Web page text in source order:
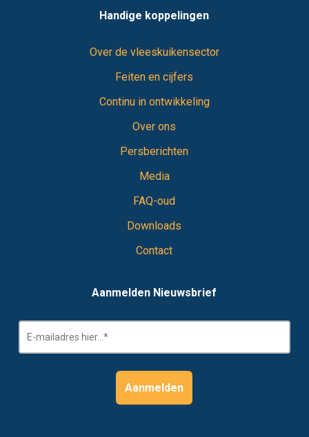
Handige koppelingen
Over de vleeskuikensector
Feiten en cijfers
Continu in ontwikkeling
Over ons
Persberichten
Media
FAQ-oud
Downloads
Contact
Aanmelden Nieuwsbrief